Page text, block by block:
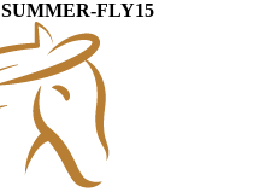
SUMMER-FLY15